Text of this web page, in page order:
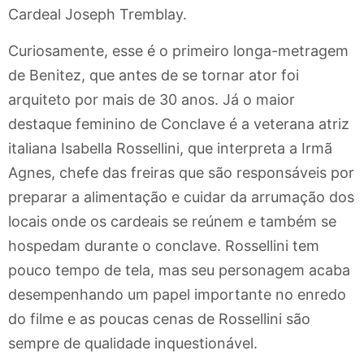
Cardeal Joseph Tremblay.
Curiosamente, esse é o primeiro longa-metragem
de Benitez, que antes de se tornar ator foi
arquiteto por mais de 30 anos. Já o maior
destaque feminino de Conclave é a veterana atriz
italiana Isabella Rossellini, que interpreta a Irmã
Agnes, chefe das freiras que são responsáveis por
preparar a alimentação e cuidar da arrumação dos
locais onde os cardeais se reúnem e também se
hospedam durante o conclave. Rossellini tem
pouco tempo de tela, mas seu personagem acaba
desempenhando um papel importante no enredo
do filme e as poucas cenas de Rossellini são
sempre de qualidade inquestionável.